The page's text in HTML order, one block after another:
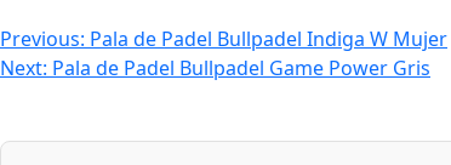
Navegación
de
entradas
Previous: Pala de Padel Bullpadel Indiga W Mujer
Next: Pala de Padel Bullpadel Game Power Gris